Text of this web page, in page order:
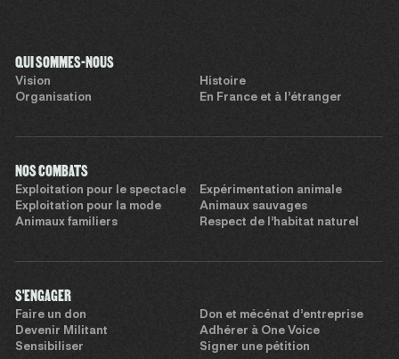
QUI SOMMES-NOUS
Vision
Histoire
Organisation
En France et à l’étranger
NOS COMBATS
Exploitation pour le spectacle
Expérimentation animale
Exploitation pour la mode
Animaux sauvages
Animaux familiers
Respect de l’habitat naturel
S'ENGAGER
Faire un don
Don et mécénat d’entreprise
Devenir Militant
Adhérer à One Voice
Sensibiliser
Signer une pétition